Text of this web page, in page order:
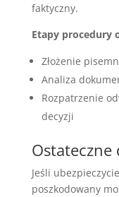
faktyczny.
Etapy procedury
Złożenie
Analiza
Rozpatrzenie
decyzji
Ostateczne
Jeśli
poszkodowany